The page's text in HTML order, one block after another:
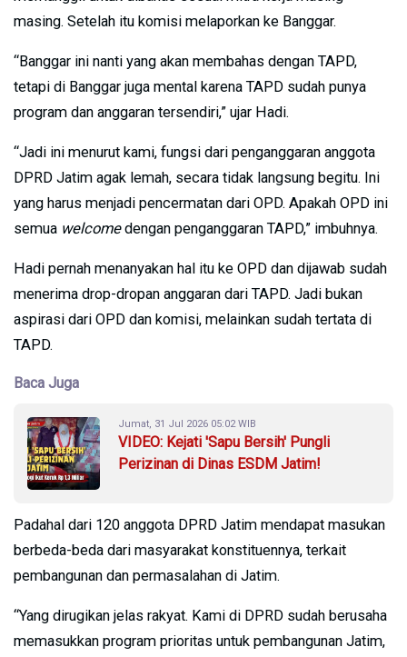
masing. Setelah itu komisi melaporkan ke Banggar.
“Banggar ini nanti yang akan membahas dengan TAPD,
tetapi di Banggar juga mental karena TAPD sudah punya
program dan anggaran tersendiri,” ujar Hadi.
“Jadi ini menurut kami, fungsi dari penganggaran anggota
DPRD Jatim agak lemah, secara tidak langsung begitu. Ini
yang harus menjadi pencermatan dari OPD. Apakah OPD ini
semua welcomedengan penganggaran TAPD,” imbuhnya.
Hadi pernah menanyakan hal itu ke OPD dan dijawab sudah
menerima drop-dropan anggaran dari TAPD. Jadi bukan
aspirasi dari OPD dan komisi, melainkan sudah tertata di
TAPD.
Baca Juga
Jumat, 31 Jul 2026 05:02 WIB
VIDEO: Kejati 'Sapu Bersih' Pungli
Perizinan di Dinas ESDM Jatim!
Padahal dari 120 anggota DPRD Jatim mendapat masukan
berbeda-beda dari masyarakat konstituennya, terkait
pembangunan dan permasalahan di Jatim.
“Yang dirugikan jelas rakyat. Kami di DPRD sudah berusaha
memasukkan program prioritas untuk pembangunan Jatim,